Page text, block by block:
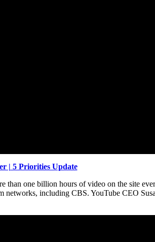
| 5 Priorities Update
one billion hours of video on the site
including CBS. YouTube CEO